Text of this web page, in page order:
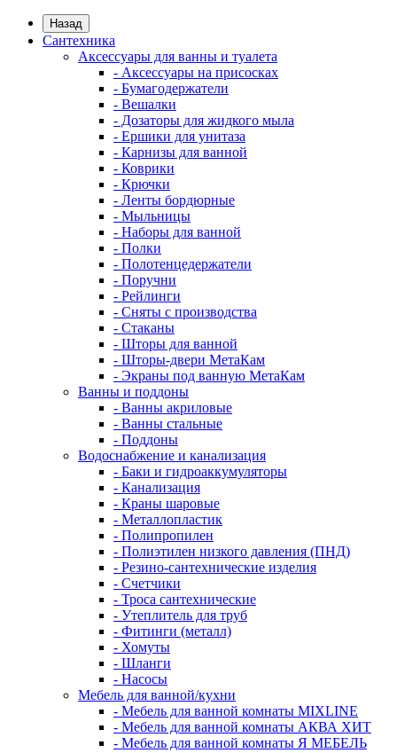
Назад
Сантехника
Аксессуары для ванны и туалета
- Аксессуары на присосках
- Бумагодержатели
- Вешалки
- Дозаторы для жидкого мыла
- Ершики для унитаза
- Карнизы для ванной
- Коврики
- Крючки
- Ленты бордюрные
- Мыльницы
- Наборы для ванной
- Полки
- Полотенцедержатели
- Поручни
- Рейлинги
- Сняты с производства
- Стаканы
- Шторы для ванной
- Шторы-двери МетаКам
- Экраны под ванную МетаКам
Ванны и поддоны
- Ванны акриловые
- Ванны стальные
- Поддоны
Водоснабжение и канализация
- Баки и гидроаккумуляторы
- Канализация
- Краны шаровые
- Металлопластик
- Полипропилен
- Полиэтилен низкого давления (ПНД)
- Резино-сантехнические изделия
- Счетчики
- Троса сантехнические
- Утеплитель для труб
- Фитинги (металл)
- Хомуты
- Шланги
- Насосы
Мебель для ванной/кухни
- Мебель для ванной комнаты MIXLINE
- Мебель для ванной комнаты АКВА ХИТ
- Мебель для ванной комнаты Я МЕБЕЛЬ